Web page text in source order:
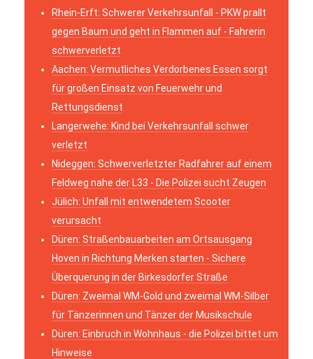
Rhein-Erft: Schwerer Verkehrsunfall - PKW prallt
gegen Baum und geht in Flammen auf - Fahrerin
schwerverletzt
Aachen: Vermutliches Verdorbenes Essen sorgt
für großen Einsatz von Feuerwehr und
Rettungsdienst
Langerwehe: Kind bei Verkehrsunfall schwer
verletzt
Nideggen: Schwerverletzter Radfahrer auf einem
Feldweg nahe der L33 - Die Polizei sucht Zeugen
Jülich: Unfall mit entwendetem Scooter
verursacht
Düren: Straßenbauarbeiten am Ortsausgang
Hoven in Richtung Merken starten - Sichere
Überquerung in der Birkesdorfer Straße
Düren: Zweimal WM-Gold und zweimal WM-Silber
für Tänzerinnen und Tänzer der Musikschule
Düren: Einbruch in Wohnhaus - die Polizei bittet um
Hinweise